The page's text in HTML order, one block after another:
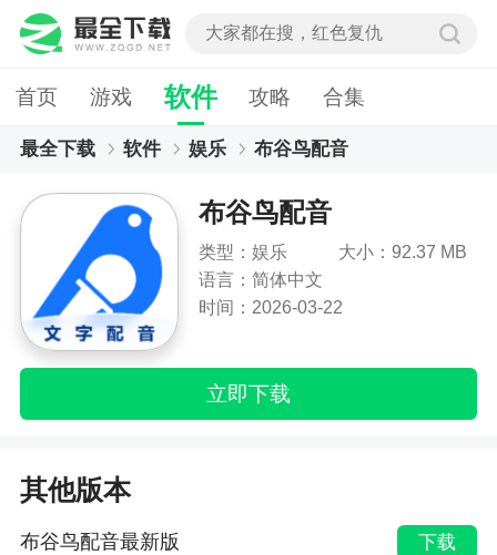
首页 游戏 软件 攻略 合集
最全下载 软件 娱乐 布谷鸟配音
布谷鸟配音
类型：娱乐
大小：92.37 MB
语言：简体中文
时间：2026-03-22
立即下载
其他版本
布谷鸟配音最新版 下载